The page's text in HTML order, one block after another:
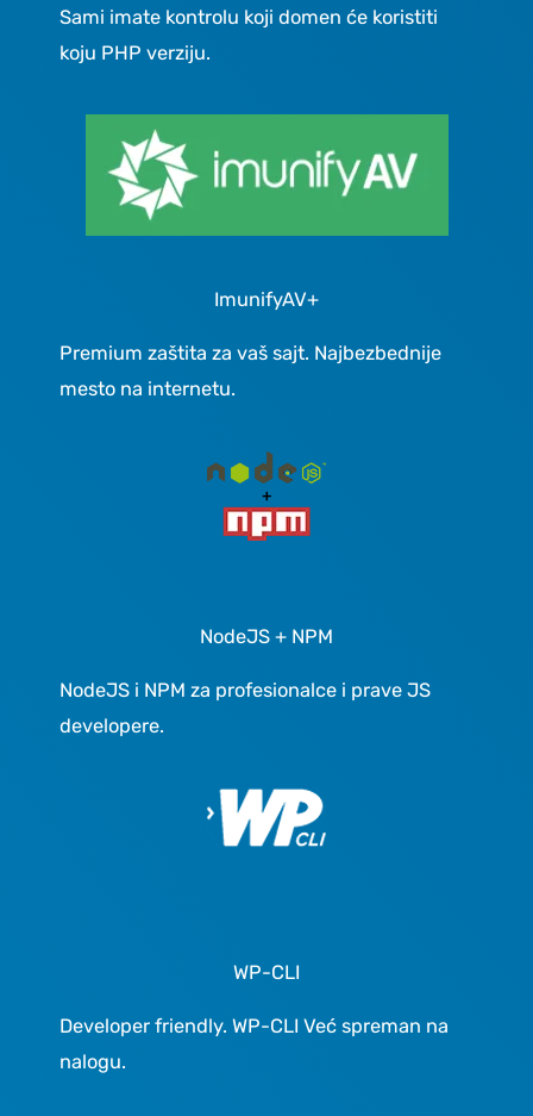
Sami imate kontrolu koji domen će koristiti
koju PHP verziju.
ImunifyAV+
Premium zaštita za vaš sajt. Najbezbednije
mesto na internetu.
NodeJS + NPM
NodeJS i NPM za profesionalce i prave JS
developere.
WP-CLI
Developer friendly. WP-CLI Već spreman na
nalogu.